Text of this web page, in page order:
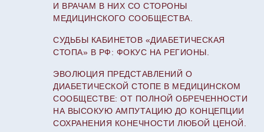
И ВРАЧАМ В НИХ СО СТОРОНЫ
МЕДИЦИНСКОГО СООБЩЕСТВА.
СУДЬБЫ КАБИНЕТОВ «ДИАБЕТИЧЕСКАЯ
СТОПА» В РФ: ФОКУС НА РЕГИОНЫ.
ЭВОЛЮЦИЯ ПРЕДСТАВЛЕНИЙ О
ДИАБЕТИЧЕСКОЙ СТОПЕ В МЕДИЦИНСКОМ
СООБЩЕСТВЕ: ОТ ПОЛНОЙ ОБРЕЧЕННОСТИ
НА ВЫСОКУЮ АМПУТАЦИЮ ДО КОНЦЕПЦИИ
СОХРАНЕНИЯ КОНЕЧНОСТИ ЛЮБОЙ ЦЕНОЙ.